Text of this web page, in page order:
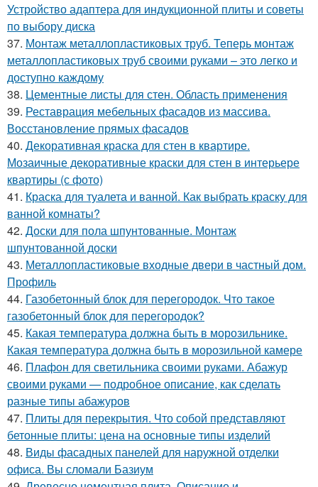
Устройство адаптера для индукционной плиты и советы
по выбору диска
37. Монтаж металлопластиковых труб. Теперь монтаж
металлопластиковых труб своими руками – это легко и
доступно каждому
38. Цементные листы для стен. Область применения
39. Реставрация мебельных фасадов из массива.
Восстановление прямых фасадов
40. Декоративная краска для стен в квартире.
Мозаичные декоративные краски для стен в интерьере
квартиры (с фото)
41. Краска для туалета и ванной. Как выбрать краску для
ванной комнаты?
42. Доски для пола шпунтованные. Монтаж
шпунтованной доски
43. Металлопластиковые входные двери в частный дом.
Профиль
44. Газобетонный блок для перегородок. Что такое
газобетонный блок для перегородок?
45. Какая температура должна быть в морозильнике.
Какая температура должна быть в морозильной камере
46. Плафон для светильника своими руками. Абажур
своими руками — подробное описание, как сделать
разные типы абажуров
47. Плиты для перекрытия. Что собой представляют
бетонные плиты: цена на основные типы изделий
48. Виды фасадных панелей для наружной отделки
офиса. Вы сломали Базиум